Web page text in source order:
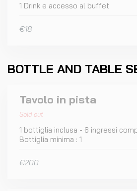
1 Drink e accesso al buffet
€18
BOTTLE AND TABLE
Tavolo in pista
Sold out
1 bottiglia inclusa - 6 ingressi
Bottiglia minima : 1
€200